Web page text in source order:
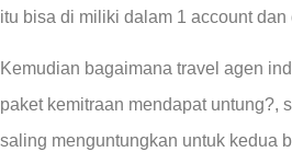
itu bisa di miliki dalam 1 account dan
Kemudian bagaimana travel agen
paket kemitraan mendapat untung?,
saling menguntungkan untuk kedua